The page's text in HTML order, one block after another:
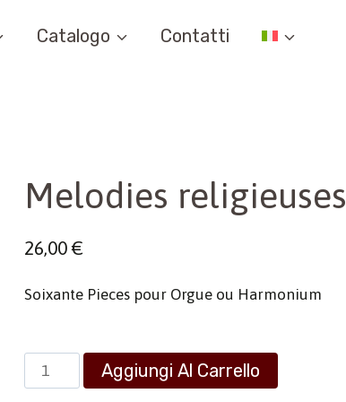
Catalogo Contatti
Melodies religieuses
26,00€
Soixante Pieces pour Orgue ou Harmonium
Melodies
religieuses
Aggiungi Al Carrello